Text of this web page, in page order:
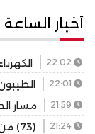
أخبار الساعة
مسار
(73)